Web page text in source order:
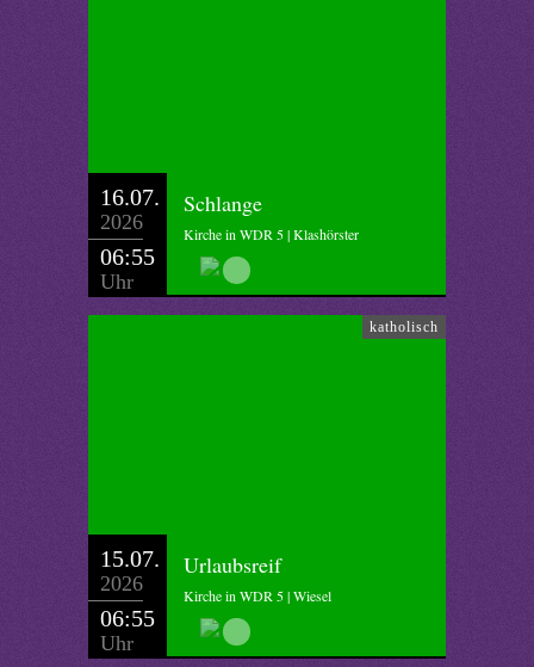
16.07.
2026
06:55
Uhr
Schlange
Kirche in WDR 5 | Klashörster
katholisch
15.07.
2026
06:55
Uhr
Urlaubsreif
Kirche in WDR 5 | Wiesel